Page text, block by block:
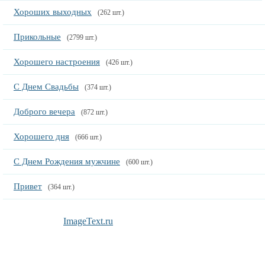
Хороших выходных (262 шт.)
Прикольные (2799 шт.)
Хорошего настроения (426 шт.)
С Днем Свадьбы (374 шт.)
Доброго вечера (872 шт.)
Хорошего дня (666 шт.)
С Днем Рождения мужчине (600 шт.)
Привет (364 шт.)
ImageText.ru